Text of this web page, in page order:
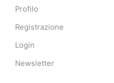
Profilo
Registrazione
Login
Newsletter